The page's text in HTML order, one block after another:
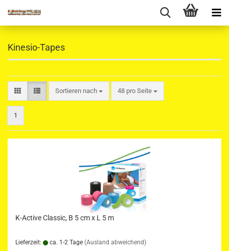
Kinesio-Tapes
Sortieren nach
Sortieren nach 48 pro Seite
pro Seite
1
K-Active Classic, B 5 cm x L 5 m
Lieferzeit: ca. 1-2 Tage (Ausland abweichend)